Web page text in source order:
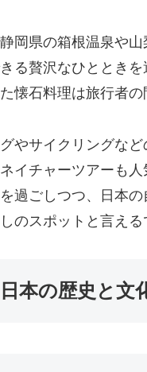
岡県の箱根温泉や
る贅沢なひととき
懐石料理は旅行者の
やサイクリングな
イチャーツアーも
過ごしつつ、日本
のスポットと言える
本の歴史と文